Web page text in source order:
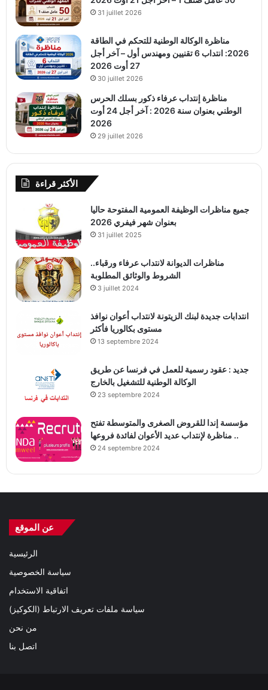
31 juillet 2026
مناظرة الوكالة الوطنية للتحكم في الطاقة
2026: انتداب 6 تقنيين ومهندس أول – آخر أجل
27 أوت 2026
30 juillet 2026
مناظرة إنتداب عرفاء ذكور بسلك الحرس
الوطني بعنوان سنة 2026 : آخر أجل 24 أوت
2026
29 juillet 2026
الأكثر قراءة
جميع مناظرات الوظيفة العمومية المفتوحة حاليا
بعنوان شهر فيفري 2026
31 juillet 2025
مناظرات الديوانة لانتداب عرفاء ورقباء..
الشروط والوثائق المطلوبة
3 juillet 2024
انتدابات جديدة لبنك الزيتونة لانتداب أعوان نوافذ
مستوى بكالوريا فأكثر
13 septembre 2024
جديد : عقود رسمية للعمل في فرنسا عن طريق
الوكالة الوطنية للتشغيل بالخارج
23 septembre 2024
مؤسسة إندا للقروض الصغرى والمتوسطة تفتح
مناظرة لإنتداب عديد الأعوان لفائدة فروعها ..
24 septembre 2024
عن الموقع
الرئيسية
سياسة الخصوصية
اتفاقية الاستخدام
سياسة ملفات تعريف الارتباط (الكوكيز)
من نحن
اتصل بنا